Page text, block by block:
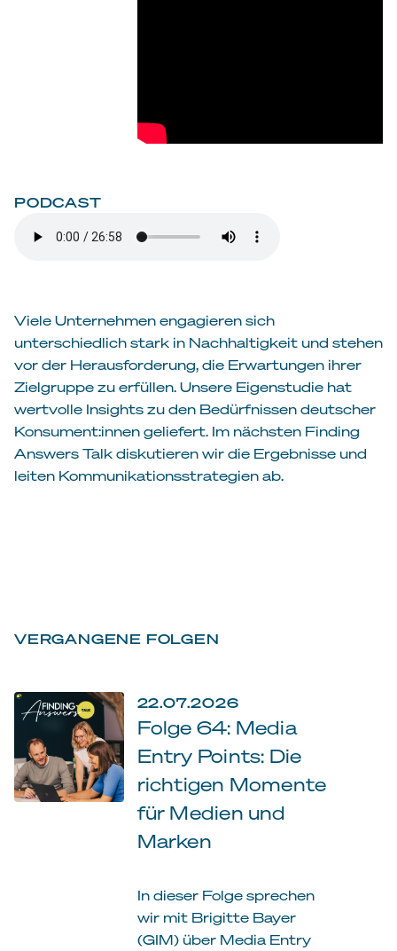
PODCAST
Viele Unternehmen engagieren sich
unterschiedlich stark in Nachhaltigkeit und stehen
vor der Herausforderung, die Erwartungen ihrer
Zielgruppe zu erfüllen. Unsere Eigenstudie hat
wertvolle Insights zu den Bedürfnissen deutscher
Konsument:innen geliefert. Im nächsten Finding
Answers Talk diskutieren wir die Ergebnisse und
leiten Kommunikationsstrategien ab.
VERGANGENE FOLGEN
22.07.2026
Folge 64: Media
Entry Points: Die
richtigen Momente
für Medien und
Marken
In dieser Folge sprechen
wir mit Brigitte Bayer
(GIM) über Media Entry